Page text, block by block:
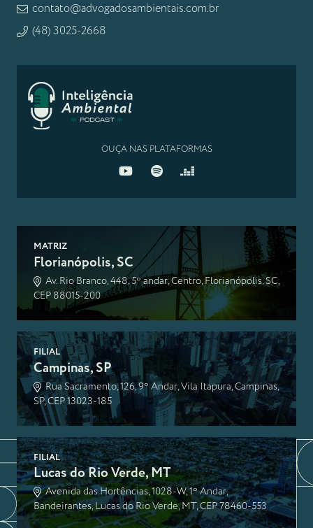
contato@advogadosambientais.com.br
(48) 3025-2668
OUÇA NAS PLATAFORMAS
MATRIZ
Florianópolis, SC
Av. Rio Branco, 448, 5º andar, Centro, Florianópolis, SC,
CEP 88015-200
FILIAL
Campinas, SP
Rua Sacramento, 126, 9º Andar, Vila Itapura, Campinas,
SP, CEP 13023-185
FILIAL
Lucas do Rio Verde, MT
Avenida das Hortências, 1028-W, 1º Andar,
Bandeirantes, Lucas do Rio Verde, MT, CEP 78460-553